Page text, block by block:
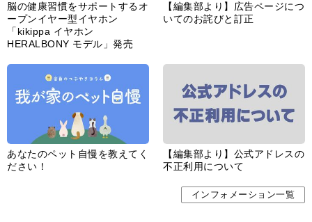
サイトポリシー／データの収集と利用について
「ｆｆ倶楽部」会員規約
「ｆｆ倶楽部」よくあるご質問
お問い合わせ
広告掲載
CHUOKORON-SHINSHA,INC.All right reserved